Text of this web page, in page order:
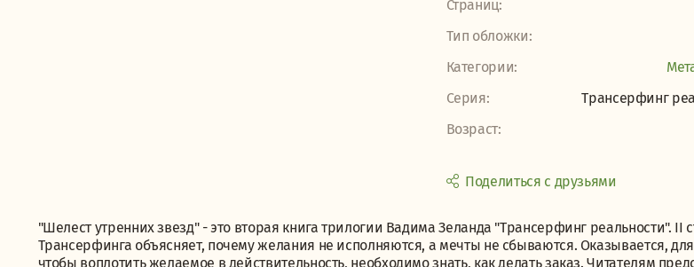
Страниц:
Тип обложки:
Категории:
Серия:
Трансерфинг
Возраст:
Поделиться с друзьями
"Шелест утренних звезд" - это вторая книга трилогии Вадима Зеланда "Трансерфинг реальности". II
Трансерфинга объясняет, почему желания не исполняются, а мечты не сбываются. Оказывается, для
чтобы воплотить желаемое в действительность, необходимо знать, как делать заказ. Читателям